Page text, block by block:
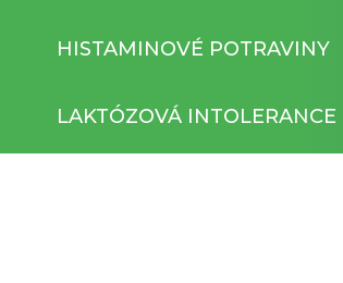
HISTAMINOVÉ POTRAVINY
LAKTÓZOVÁ INTOLERANCE